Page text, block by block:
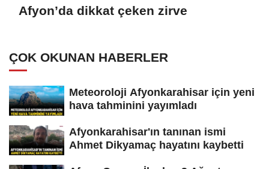
Afyon’da dikkat çeken zirve
ÇOK OKUNAN HABERLER
Meteoroloji Afyonkarahisar için yeni
hava tahminini yayımladı
Afyonkarahisar'ın tanınan ismi
Ahmet Dikyamaç hayatını kaybetti